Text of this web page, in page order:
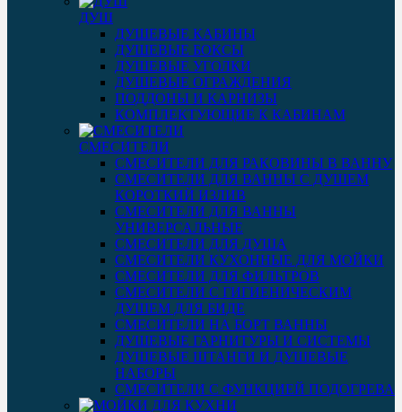
ДУШ
ДУШЕВЫЕ КАБИНЫ
ДУШЕВЫЕ БОКСЫ
ДУШЕВЫЕ УГОЛКИ
ДУШЕВЫЕ ОГРАЖДЕНИЯ
ПОДДОНЫ И КАРНИЗЫ
КОМПЛЕКТУЮЩИЕ К КАБИНАМ
СМЕСИТЕЛИ
СМЕСИТЕЛИ ДЛЯ РАКОВИНЫ В ВАННУ
СМЕСИТЕЛИ ДЛЯ ВАННЫ С ДУШЕМ
КОРОТКИЙ ИЗЛИВ
СМЕСИТЕЛИ ДЛЯ ВАННЫ
УНИВЕРСАЛЬНЫЕ
СМЕСИТЕЛИ ДЛЯ ДУША
СМЕСИТЕЛИ КУХОННЫЕ ДЛЯ МОЙКИ
СМЕСИТЕЛИ ДЛЯ ФИЛЬТРОВ
СМЕСИТЕЛИ С ГИГИЕНИЧЕСКИМ
ДУШЕМ ДЛЯ БИДЕ
СМЕСИТЕЛИ НА БОРТ ВАННЫ
ДУШЕВЫЕ ГАРНИТУРЫ И СИСТЕМЫ
ДУШЕВЫЕ ШТАНГИ И ДУШЕВЫЕ
НАБОРЫ
СМЕСИТЕЛИ С ФУНКЦИЕЙ ПОДОГРЕВА